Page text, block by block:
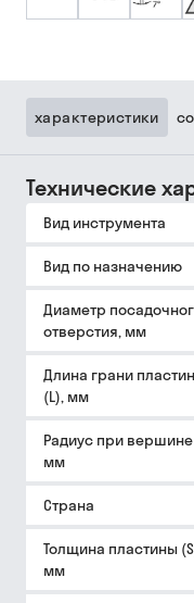
характеристики
Технические
Вид инструмента
Вид по назначению
Диаметр
отверстия, мм
Длина грани
(L), мм
Радиус при
мм
Страна
Толщина пластины
мм